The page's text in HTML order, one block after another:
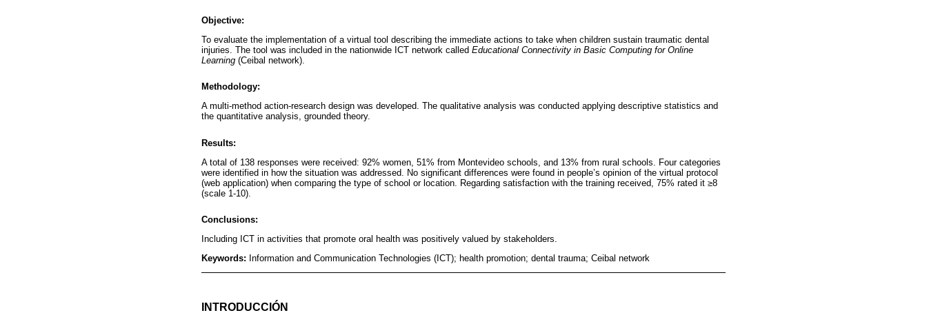
Objective:
To evaluate the implementation of a virtual tool describing the immediate actions to take when children sustain traumatic dental
injuries. The tool was included in the nationwide ICT network called Educational Connectivity in Basic Computing for Online
Learning (Ceibal network).
Methodology:
A multi-method action-research design was developed. The qualitative analysis was conducted applying descriptive statistics and
the quantitative analysis, grounded theory.
Results:
A total of 138 responses were received: 92% women, 51% from Montevideo schools, and 13% from rural schools. Four categories
were identified in how the situation was addressed. No significant differences were found in people’s opinion of the virtual protocol
(web application) when comparing the type of school or location. Regarding satisfaction with the training received, 75% rated it ≥8
(scale 1-10).
Conclusions:
Including ICT in activities that promote oral health was positively valued by stakeholders.
Keywords: Information and Communication Technologies (ICT); health promotion; dental trauma; Ceibal network
INTRODUCCIÓN